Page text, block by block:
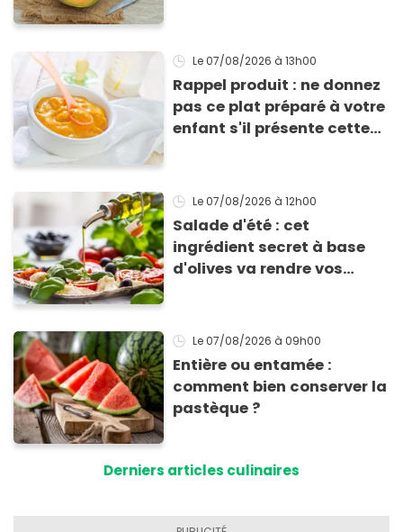
Le 07/08/2026 à 13h00
Rappel produit : ne donnez
pas ce plat préparé à votre
enfant s'il présente cette
Le 07/08/2026 à 12h00
Salade d'été : cet
ingrédient secret à base
d'olives va rendre vos
Le 07/08/2026 à 09h00
Entière ou entamée :
comment bien conserver la
pastèque ?
Derniers articles culinaires